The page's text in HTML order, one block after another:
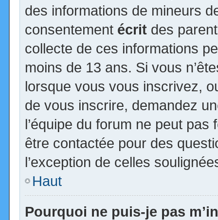
des informations de mineurs
consentement écrit des
collecte de ces informations
moins de 13 ans. Si vous
lorsque vous vous inscrivez,
de vous inscrire, demandez
l’équipe du forum ne peut
être contactée pour des
l’exception de celles
Haut
Pourquoi ne puis-je pas